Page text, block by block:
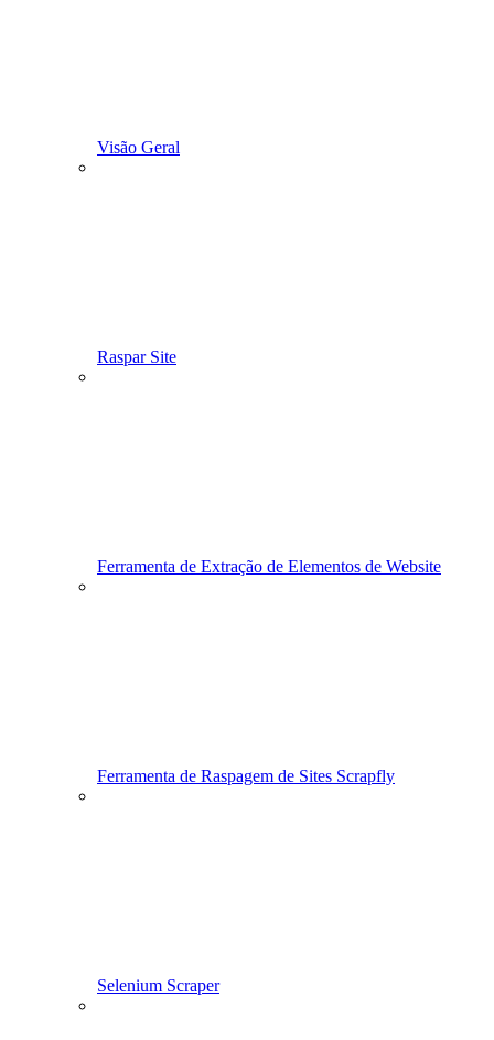
Visão Geral
Raspar Site
Ferramenta de Extração de Elementos de Website
Ferramenta de Raspagem de Sites Scrapfly
Selenium Scraper